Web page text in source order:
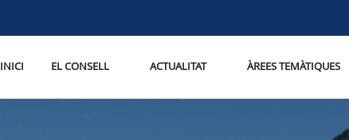
INICI EL CONSELL ACTUALITAT ÀREES TEMÀTIQUES